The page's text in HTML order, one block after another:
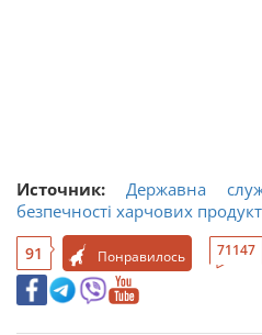
Источник:
Державна
безпечності харчових
91 Понравилось 71147